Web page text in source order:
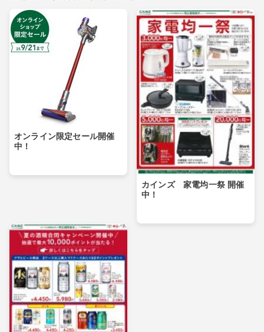
オンライン限定セール開催
中！
カインズ 家電均一祭 開催
中！